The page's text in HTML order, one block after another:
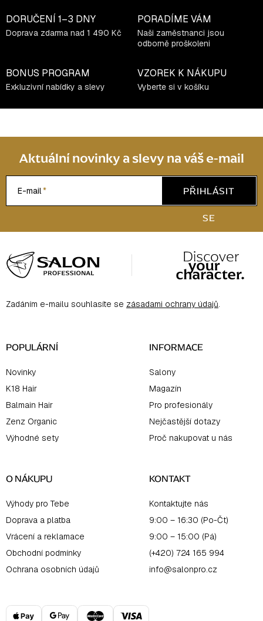
DORUČENÍ 1–3 DNY
Doprava zdarma nad 1 490 Kč
PORADÍME VÁM
Naši zaměstnanci jsou
odborně proškoleni
BONUS PROGRAM
Exkluzivní nabídky a slevy
VZOREK K NÁKUPU
Vyberte si v košíku
Aktuální novinky a slevy na váš e-mail
E-mail
PŘIHLÁSIT
SE
á
p
Zadáním e-mailu souhlasíte se zásadami ochrany údajů.
POPULÁRNÍ
Novinky
K18 Hair
Balmain Hair
Zenz Organic
Výhodné sety
INFORMACE
Salony
Magazín
Pro profesionály
Nejčastější dotazy
Proč nakupovat u nás
O NÁKUPU
Výhody pro Tebe
Doprava a platba
Vrácení a reklamace
Obchodní podmínky
Ochrana osobních údajů
KONTAKT
Kontaktujte nás
9:00 – 16:30 (Po-Čt)
9:00 – 15:00 (Pá)
(+420) 724 165 994
info@salonpro.cz